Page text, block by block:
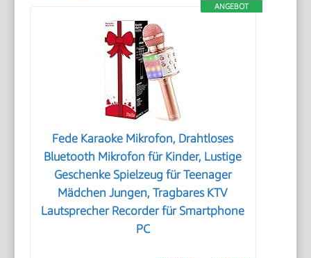
ANGEBOT
Fede Karaoke Mikrofon, Drahtloses
Bluetooth Mikrofon für Kinder, Lustige
Geschenke Spielzeug für Teenager
Mädchen Jungen, Tragbares KTV
Lautsprecher Recorder für Smartphone
PC